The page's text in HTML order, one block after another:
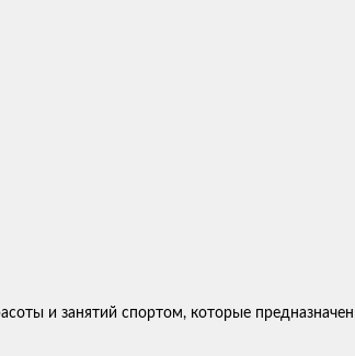
и занятий спортом, которые